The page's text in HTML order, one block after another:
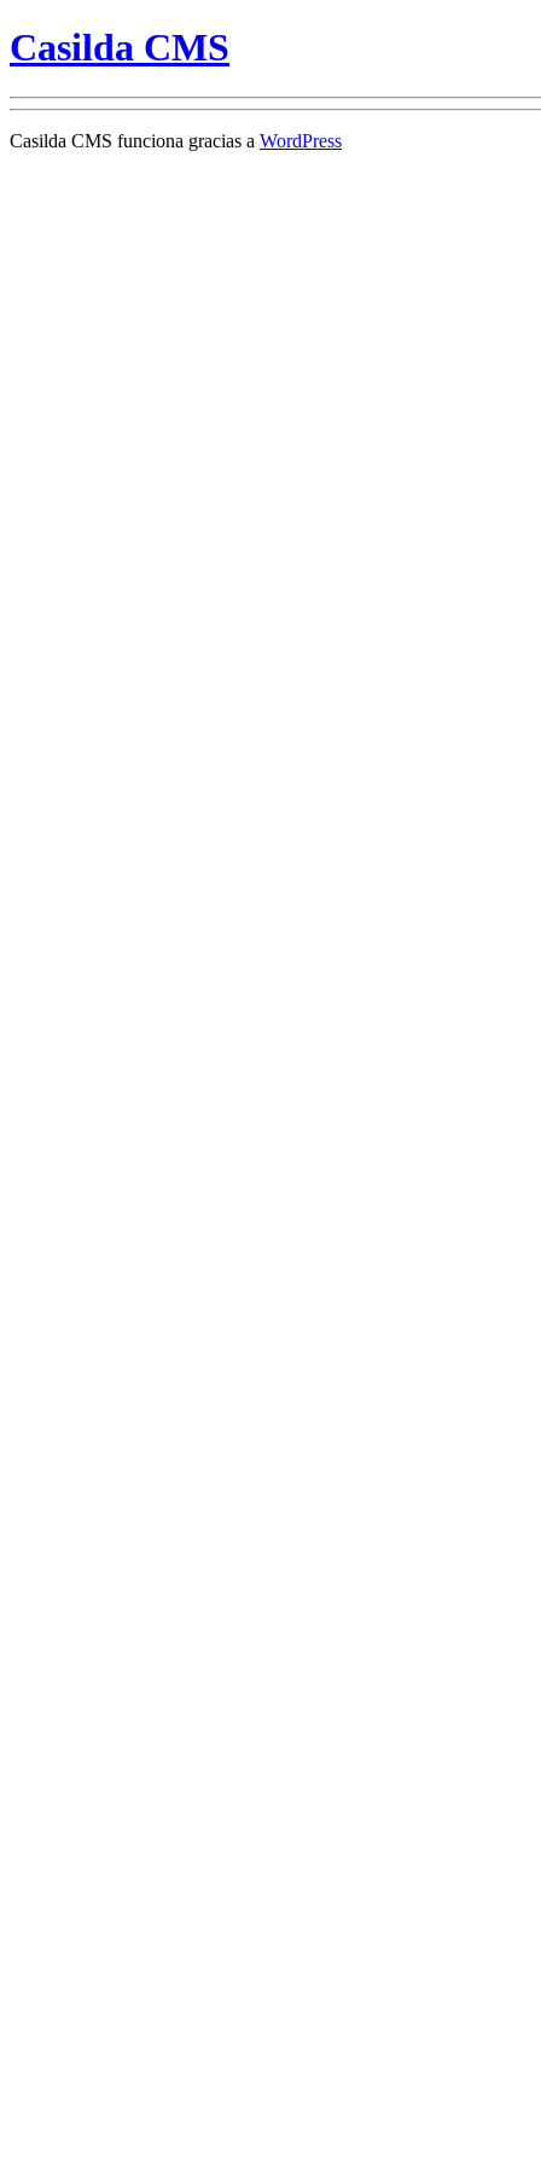
Casilda CMS
Casilda CMS funciona gracias a WordPress